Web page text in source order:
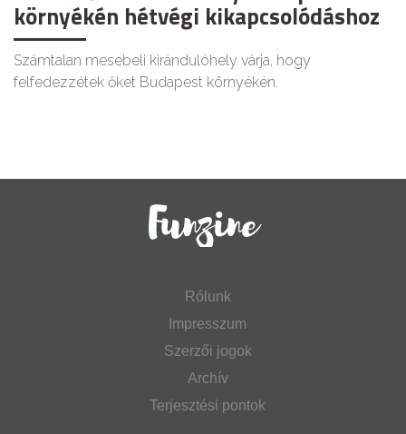
környékén hétvégi kikapcsolódáshoz
Számtalan mesebeli kirándulóhely várja, hogy
felfedezzétek őket Budapest környékén.
Rólunk
Impresszum
Szerzői jogok
Archív
Terjesztési pontok